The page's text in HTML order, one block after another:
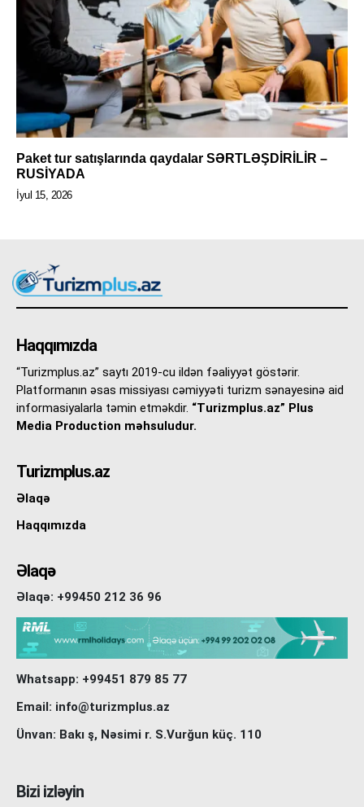
Paket tur satışlarında qaydalar SƏRTLƏŞDİRİLİR –
RUSİYADA
İyul 15, 2026
Haqqımızda
“Turizmplus.az” saytı 2019-cu ildən fəaliyyət göstərir.
Platformanın əsas missiyası cəmiyyəti turizm sənayesinə aid
informasiyalarla təmin etməkdir. “Turizmplus.az” Plus
Media Production məhsuludur.
Turizmplus.az
Əlaqə
Haqqımızda
Əlaqə
Əlaqə: +99450 212 36 96
Whatsapp: +99451 879 85 77
Email: info@turizmplus.az
Ünvan: Bakı ş, Nəsimi r. S.Vurğun küç. 110
Bizi izləyin